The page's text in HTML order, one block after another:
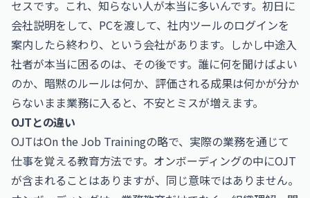
セスです。これ、知らない人が本当に多いんです。初日に
会社説明をして、PCを渡して、社内ツールのログインを
案内したら終わり、という会社があります。しかし中途入
社者が本当に困るのは、その後です。誰に何を聞けばよい
のか、暗黙のルールは何か、評価される成果は何かが分か
らないまま業務に入ると、不安とミスが増えます。
OJTとの違い
OJTはOn the Job Trainingの略で、実際の業務を通じて
仕事を覚える教育方法です。オンボーディングの中にOJT
が含まれることはありますが、同じ意味ではありません。